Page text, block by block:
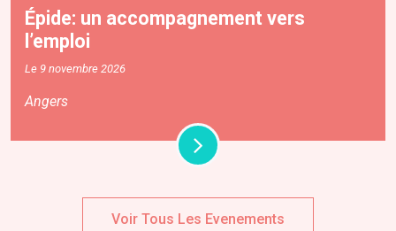
Épide: un accompagnement vers
l’emploi
Le 9 novembre 2026
Angers
Voir Tous Les Evenements